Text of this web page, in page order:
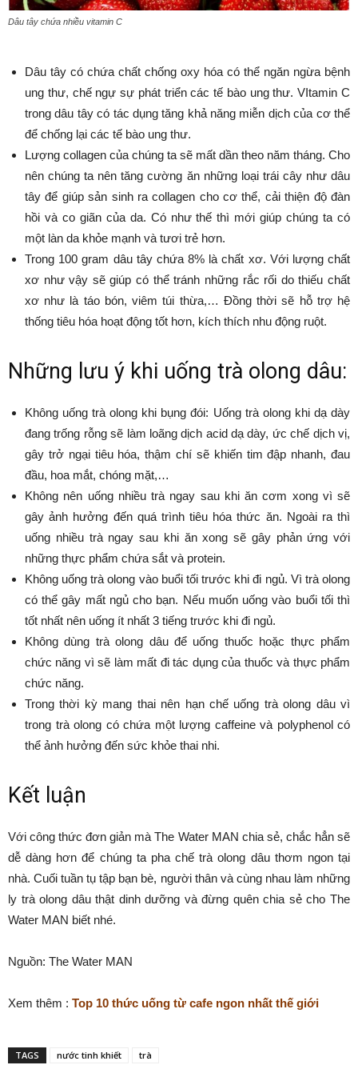
Dâu tây chứa nhiều vitamin C
Dâu tây có chứa chất chống oxy hóa có thể ngăn ngừa bệnh
ung thư, chế ngự sự phát triển các tế bào ung thư. VItamin C
trong dâu tây có tác dụng tăng khả năng miễn dịch của cơ thể
để chống lại các tế bào ung thư.
Lượng collagen của chúng ta sẽ mất dần theo năm tháng. Cho
nên chúng ta nên tăng cường ăn những loại trái cây như dâu
tây để giúp sản sinh ra collagen cho cơ thể, cải thiện độ đàn
hồi và co giãn của da. Có như thế thì mới giúp chúng ta có
một làn da khỏe mạnh và tươi trẻ hơn.
Trong 100 gram dâu tây chứa 8% là chất xơ. Với lượng chất
xơ như vậy sẽ giúp có thể tránh những rắc rối do thiếu chất
xơ như là táo bón, viêm túi thừa,… Đồng thời sẽ hỗ trợ hệ
thống tiêu hóa hoạt động tốt hơn, kích thích nhu động ruột.
Những lưu ý khi uống trà olong dâu:
Không uống trà olong khi bụng đói: Uống trà olong khi dạ dày
đang trống rỗng sẽ làm loãng dịch acid dạ dày, ức chế dịch vị,
gây trở ngại tiêu hóa, thậm chí sẽ khiến tim đập nhanh, đau
đầu, hoa mắt, chóng mặt,…
Không nên uống nhiều trà ngay sau khi ăn cơm xong vì sẽ
gây ảnh hưởng đến quá trình tiêu hóa thức ăn. Ngoài ra thì
uống nhiều trà ngay sau khi ăn xong sẽ gây phản ứng với
những thực phẩm chứa sắt và protein.
Không uống trà olong vào buổi tối trước khi đi ngủ. Vì trà olong
có thể gây mất ngủ cho bạn. Nếu muốn uống vào buổi tối thì
tốt nhất nên uống ít nhất 3 tiếng trước khi đi ngủ.
Không dùng trà olong dâu để uống thuốc hoặc thực phẩm
chức năng vì sẽ làm mất đi tác dụng của thuốc và thực phẩm
chức năng.
Trong thời kỳ mang thai nên hạn chế uống trà olong dâu vì
trong trà olong có chứa một lượng caffeine và polyphenol có
thể ảnh hưởng đến sức khỏe thai nhi.
Kết luận
Với công thức đơn giản mà The Water MAN chia sẻ, chắc hẳn sẽ
dễ dàng hơn để chúng ta pha chế trà olong dâu thơm ngon tại
nhà. Cuối tuần tụ tập bạn bè, người thân và cùng nhau làm những
ly trà olong dâu thật dinh dưỡng và đừng quên chia sẻ cho The
Water MAN biết nhé.
Nguồn: The Water MAN
Xem thêm : Top 10 thức uống từ cafe ngon nhất thế giới
TAGS nước tinh khiết trà